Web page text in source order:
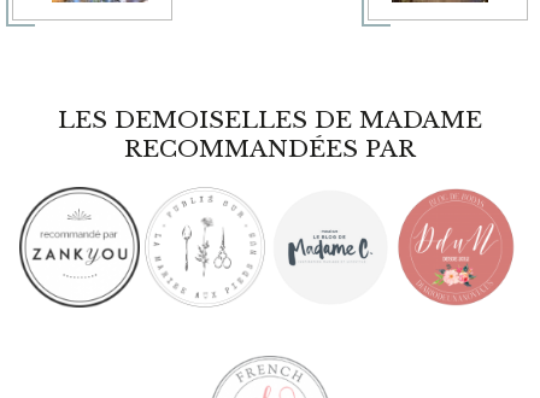
LES DEMOISELLES DE MADAME
RECOMMANDÉES PAR